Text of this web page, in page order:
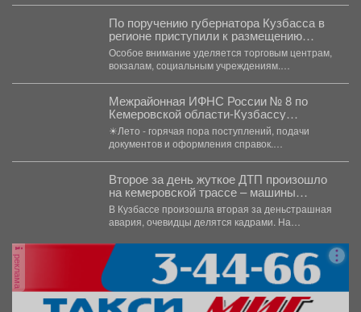
По поручению губернатора Кузбасса в
регионе приступили к размещению
аптечек первой помощи в местах
массового скопления людей
Особое внимание уделяется торговым центрам,
вокзалам, социальным учреждениям.
Межрайонная ИФНС России № 8 по
Кемеровской области-Кузбассу
напоминает о важном нововведении
☀Лето - горячая пора поступлений, подачи
документов и оформления справок.
Второе за день жуткое ДТП произошло
на кемеровской трассе – машины
всмятку
В Кузбассе произошла вторая за деньстрашная
авария, очевидцы делятся кадрами. На
реклама